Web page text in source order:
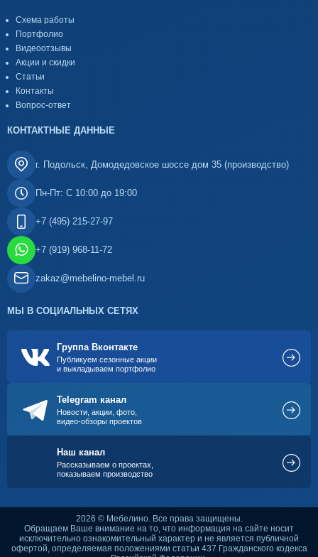
Схема работы
Портфолио
Видеоотзывы
Акции и скидки
Статьи
Контакты
Вопрос-ответ
КОНТАКТНЫЕ ДАННЫЕ
г. Подольск, Домодедовское шоссе дом 35 (производство)
Пн-Пт: С 10:00 до 19:00
+7 (495) 215-27-97
+7 (919) 968-11-72
zakaz@mebelino-mebel.ru
МЫ В СОЦИАЛЬНЫХ СЕТЯХ
Группа Вконтакте
Публикуем сезонные акции
и выкладываем портфолио
Telegram канал
Новости, акции, фото,
видео-обзоры проектов
Наш канал
Рассказываем о проектах,
показываем производство
2026 © Мебелино. Все права защищены.
Обращаем Ваше внимание на то, что информация на сайте носит
исключительно ознакомительный характер и не является публичной
офертой, определяемая положениями статьи 437 Гражданского кодекса